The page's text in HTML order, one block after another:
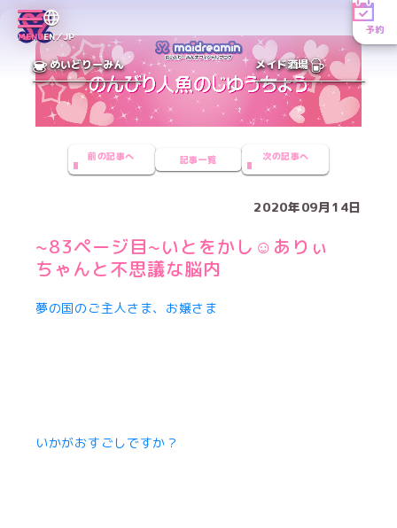
MENUEN／JP
予約
めいどりーみん メイド酒場
前の記事へ 記事一覧 次の記事へ
2020年09月14日
~83ページ目~いとをかし☺︎ありぃ
ちゃんと不思議な脳内
夢の国のご主人さま、お嬢さま
いかがおすごしですか？